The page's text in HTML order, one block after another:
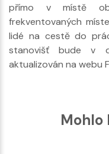
přímo v místě
frekventovaných
lidé na cestě do
stanovišť bude v
aktualizován na webu
Mohlo